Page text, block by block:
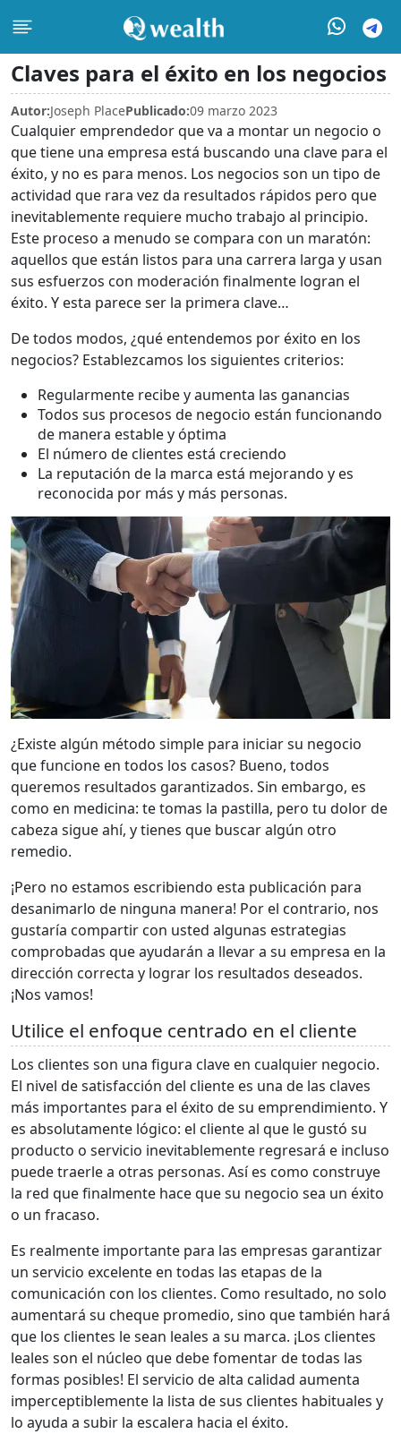
Claves para el éxito en los negocios
Autor:Joseph PlacePublicado:09 marzo 2023
Cualquier emprendedor que va a montar un negocio o
que tiene una empresa está buscando una clave para el
éxito, y no es para menos. Los negocios son un tipo de
actividad que rara vez da resultados rápidos pero que
inevitablemente requiere mucho trabajo al principio.
Este proceso a menudo se compara con un maratón:
aquellos que están listos para una carrera larga y usan
sus esfuerzos con moderación finalmente logran el
éxito. Y esta parece ser la primera clave…
De todos modos, ¿qué entendemos por éxito en los
negocios? Establezcamos los siguientes criterios:
Regularmente recibe y aumenta las ganancias
Todos sus procesos de negocio están funcionando
de manera estable y óptima
El número de clientes está creciendo
La reputación de la marca está mejorando y es
reconocida por más y más personas.
¿Existe algún método simple para iniciar su negocio
que funcione en todos los casos? Bueno, todos
queremos resultados garantizados. Sin embargo, es
como en medicina: te tomas la pastilla, pero tu dolor de
cabeza sigue ahí, y tienes que buscar algún otro
remedio.
¡Pero no estamos escribiendo esta publicación para
desanimarlo de ninguna manera! Por el contrario, nos
gustaría compartir con usted algunas estrategias
comprobadas que ayudarán a llevar a su empresa en la
dirección correcta y lograr los resultados deseados.
¡Nos vamos!
Utilice el enfoque centrado en el cliente
Los clientes son una figura clave en cualquier negocio.
El nivel de satisfacción del cliente es una de las claves
más importantes para el éxito de su emprendimiento. Y
es absolutamente lógico: el cliente al que le gustó su
producto o servicio inevitablemente regresará e incluso
puede traerle a otras personas. Así es como construye
la red que finalmente hace que su negocio sea un éxito
o un fracaso.
Es realmente importante para las empresas garantizar
un servicio excelente en todas las etapas de la
comunicación con los clientes. Como resultado, no solo
aumentará su cheque promedio, sino que también hará
que los clientes le sean leales a su marca. ¡Los clientes
leales son el núcleo que debe fomentar de todas las
formas posibles! El servicio de alta calidad aumenta
imperceptiblemente la lista de sus clientes habituales y
lo ayuda a subir la escalera hacia el éxito.